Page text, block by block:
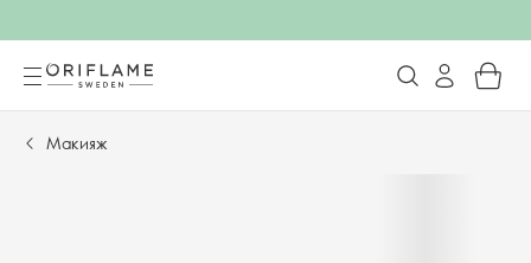
Макияж